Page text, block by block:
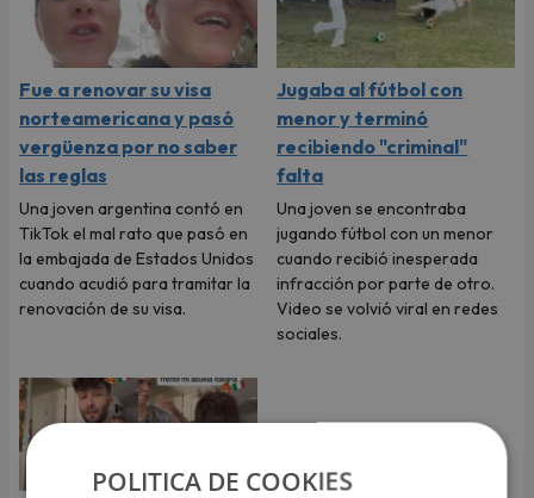
Fue a renovar su visa
norteamericana y pasó
vergüenza por no saber
las reglas
Una joven argentina contó en
TikTok el mal rato que pasó en
la embajada de Estados Unidos
cuando acudió para tramitar la
renovación de su visa.
Jugaba al fútbol con
menor y terminó
recibiendo "criminal"
falta
Una joven se encontraba
jugando fútbol con un menor
cuando recibió inesperada
infracción por parte de otro.
Video se volvió viral en redes
sociales.
POLITICA DE COOKIES